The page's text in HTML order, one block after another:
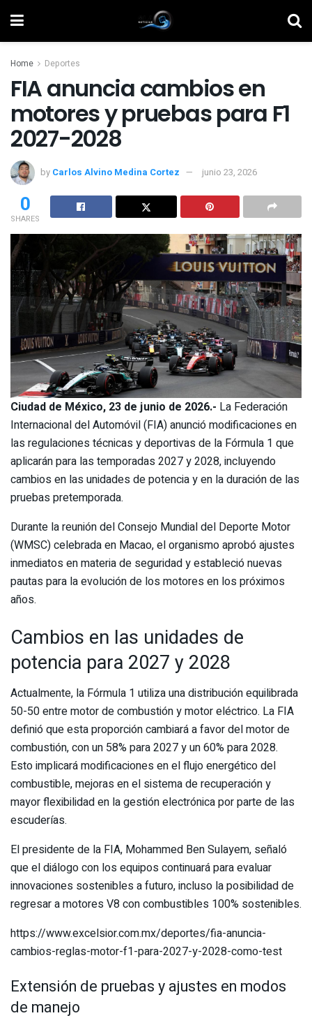
Home Deportes
FIA anuncia cambios en
motores y pruebas para F1
2027-2028
by Carlos Alvino Medina Cortez junio 23, 2026
0
SHARES
Ciudad de México, 23 de junio de 2026.- La Federación
Internacional del Automóvil (FIA) anunció modificaciones en
las regulaciones técnicas y deportivas de la Fórmula 1 que
aplicarán para las temporadas 2027 y 2028, incluyendo
cambios en las unidades de potencia y en la duración de las
pruebas pretemporada.
Durante la reunión del Consejo Mundial del Deporte Motor
(WMSC) celebrada en Macao, el organismo aprobó ajustes
inmediatos en materia de seguridad y estableció nuevas
pautas para la evolución de los motores en los próximos
años.
Cambios en las unidades de
potencia para 2027 y 2028
Actualmente, la Fórmula 1 utiliza una distribución equilibrada
50-50 entre motor de combustión y motor eléctrico. La FIA
definió que esta proporción cambiará a favor del motor de
combustión, con un 58% para 2027 y un 60% para 2028.
Esto implicará modificaciones en el flujo energético del
combustible, mejoras en el sistema de recuperación y
mayor flexibilidad en la gestión electrónica por parte de las
escuderías.
El presidente de la FIA, Mohammed Ben Sulayem, señaló
que el diálogo con los equipos continuará para evaluar
innovaciones sostenibles a futuro, incluso la posibilidad de
regresar a motores V8 con combustibles 100% sostenibles.
https://www.excelsior.com.mx/deportes/fia-anuncia-
cambios-reglas-motor-f1-para-2027-y-2028-como-test
Extensión de pruebas y ajustes en modos
de manejo